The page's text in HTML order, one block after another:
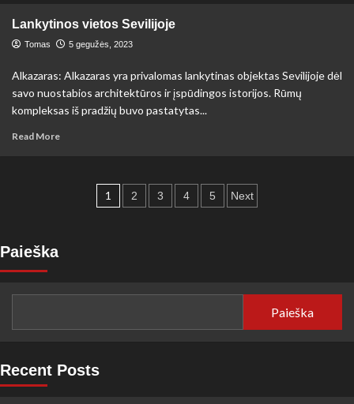
vietos
Mančesteryje
Lankytinos vietos Sevilijoje
Tomas 5 gegužės, 2023
Alkazaras: Alkazaras yra privalomas lankytinas objektas Sevilijoje dėl
savo nuostabios architektūros ir įspūdingos istorijos. Rūmų
kompleksas iš pradžių buvo pastatytas...
Read MoreRead
Sevilijoje Įrašų
1 2 3 4 5 Next
Paieška
Paieška
Recent Posts